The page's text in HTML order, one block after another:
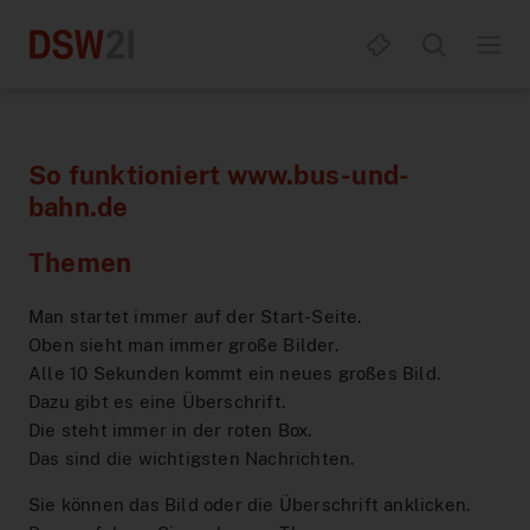
Abfahrten
Aushangfahrplan
Verkehrsmeldungen
DeutschlandTicket
DeutschlandTicket Job
DeutschlandTicket Job für Azubis
Tickets & Tarife
eezy.nrw
Ticketübersicht
Service
Mobilitätsberatung
Apps & Portale
So funktioniert www.bus-und-
bahn.de
Themen
Man startet immer auf der Start-Seite.
Oben sieht man immer große Bilder.
Alle 10 Sekunden kommt ein neues großes Bild.
Dazu gibt es eine Überschrift.
Die steht immer in der roten Box.
Das sind die wichtigsten Nachrichten.
Sie können das Bild oder die Überschrift anklicken.